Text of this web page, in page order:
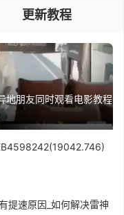
更新教程
地朋友同时观看电影教程
提速原因_如何解决雷神